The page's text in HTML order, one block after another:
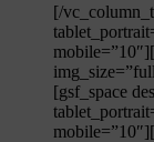
[/
[gsf_space